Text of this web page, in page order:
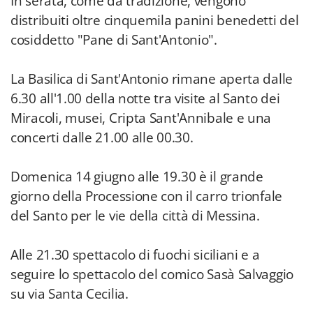
distribuiti oltre cinquemila panini benedetti del
cosiddetto "Pane di Sant'Antonio".
La Basilica di Sant'Antonio rimane aperta dalle
6.30 all'1.00 della notte tra visite al Santo dei
Miracoli, musei, Cripta Sant'Annibale e una
concerti dalle 21.00 alle 00.30.
Domenica 14 giugno alle 19.30 è il grande
giorno della Processione con il carro trionfale
del Santo per le vie della città di Messina.
Alle 21.30 spettacolo di fuochi siciliani e a
seguire lo spettacolo del comico Sasà Salvaggio
su via Santa Cecilia.